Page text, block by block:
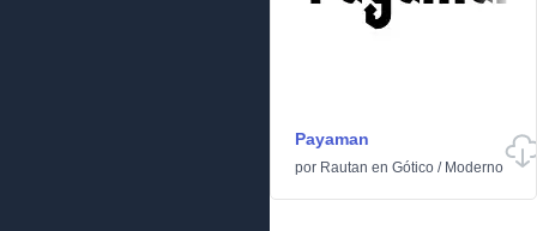
Payaman
por Rautan en Gótico / Moderno